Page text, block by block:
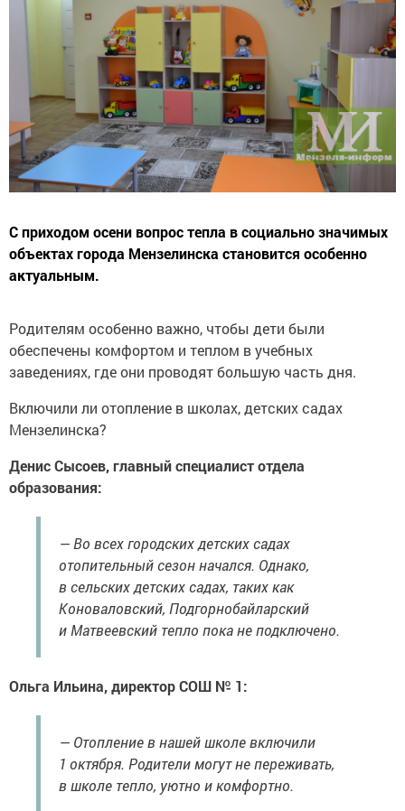
С приходом осени вопрос тепла в социально значимых
объектах города Мензелинска становится особенно
актуальным.
Родителям особенно важно, чтобы дети были
обеспечены комфортом и теплом в учебных
заведениях, где они проводят большую часть дня.
Включили ли отопление в школах, детских садах
Мензелинска?
Денис Сысоев, главный специалист отдела
образования:
— Во всех городских детских садах
отопительный сезон начался. Однако,
в сельских детских садах, таких как
Коноваловский, Подгорнобайларский
и Матвеевский тепло пока не подключено.
Ольга Ильина, директор СОШ № 1:
— Отопление в нашей школе включили
1 октября. Родители могут не переживать,
в школе тепло, уютно и комфортно.